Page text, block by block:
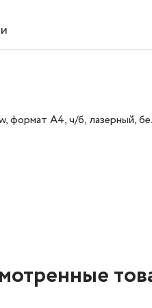
формат А4, ч/б, лазерный,